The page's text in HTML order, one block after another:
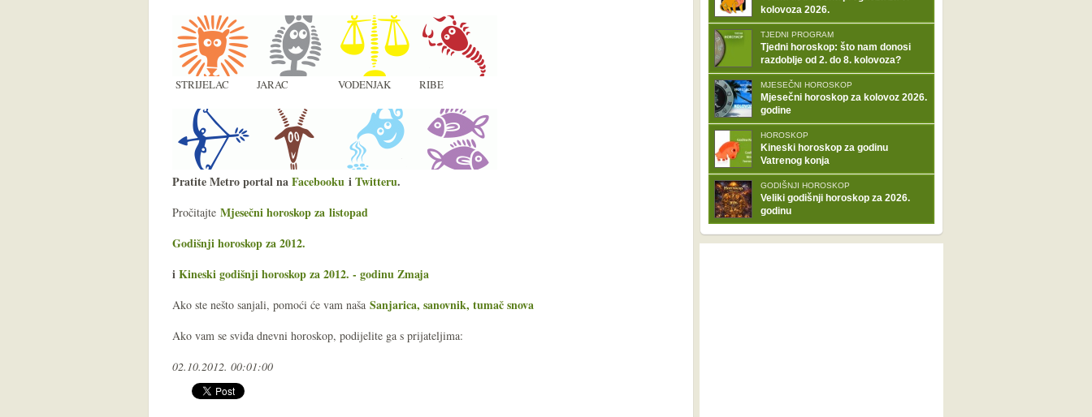
STRIJELAC JARAC VODENJAK RIBE
Pratite Metro portal naFacebooku iTwitteru.
Pročitajte Mjesečni horoskop za listopad
Godišnji horoskop za 2012.
iKineski godišnji horoskop za 2012. - godinu Zmaja
Ako ste nešto sanjali, pomoći će vam naša Sanjarica, sanovnik, tumač snova
Ako vam se sviđa dnevni horoskop, podijelite ga s prijateljima:
02.10.2012. 00:01:00
kolovoza 2026.
TJEDNI PROGRAM
Tjedni horoskop: što nam donosi
razdoblje od 2. do 8. kolovoza?
MJESEČNI HOROSKOP
Mjesečni horoskop za kolovoz 2026.
godine
HOROSKOP
Kineski horoskop za godinu
Vatrenog konja
GODIŠNJI HOROSKOP
Veliki godišnji horoskop za 2026.
godinu